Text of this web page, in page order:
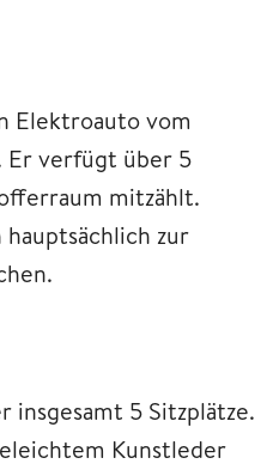
Elektroauto vom
Er verfügt über 5
mitzählt.
zur
insgesamt 5 Sitzplätze.
Kunstleder